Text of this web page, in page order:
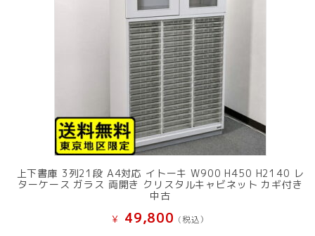
上下書庫 3列21段 A4対応 イトーキ W900 H450 H2140 レ
ターケース ガラス 両開き クリスタルキャビネット カギ付き
中古
¥ 49,800 (税込）